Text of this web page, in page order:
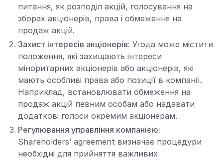
питання, як розподіл акцій, голосування на
зборах акціонерів, права і обмеження на
продаж акцій.
Захист інтересів акціонерів: Угода може містити
положення, які захищають інтереси
міноритарних акціонерів або акціонерів, які
мають особливі права або позиції в компанії.
Наприклад, встановлювати обмеження на
продаж акцій певним особам або надавати
додаткові голоси окремим акціонерам.
Регулювання управління компанією:
Shareholders’ agreement визначає процедури
необхідні для прийняття важливих